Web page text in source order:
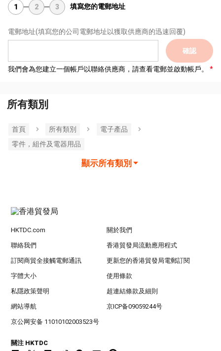
1 2 3 填寫您的電郵地址
電郵地址(填寫您的公司電郵地址以獲取供應商的迅速回覆)
確認
我們會為您建立一個帳戶以聯絡供應商，請查看電郵並啟動帳戶。
所有類別
首頁 所有類別
電子產品
零件，組件及電器用品
顯示所有類別
HKTDC.com 關於我們
聯絡我們 香港貿發局流動應用程式
訂閱商貿全接觸電郵通訊 更新您的香港貿發局電郵訂閱
字體大小 使用條款
私隱政策聲明 超連結條款及細則
網站導航 京ICP备09059244号
京公网安备 11010102003523号
關注 HKTDC